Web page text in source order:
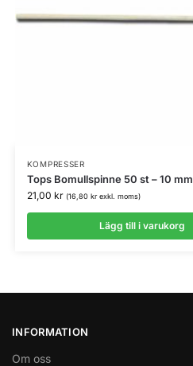
KOMPRESSER
Tops Bomullspinne 50 st – 10 mm
21,00 kr (16,80 krexkl. moms)
Lägg till i varukorg
INFORMATION
Om oss